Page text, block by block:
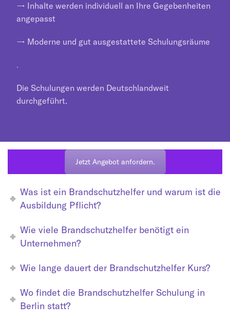
→ Inhalte werden individuell an Ihre Gegebenheiten
angepasst
→ Moderne und gut ausgestattete Schulungsräume
.
Die Schulungen werden Deutschlandweit
durchgeführt.
Jetzt Angebot anfordern.
Was ist ein Brandschutzhelfer und warum ist die
Ausbildung Pflicht?
Wie viele Brandschutzhelfer benötigt ein
Unternehmen?
Wie lange dauert der Brandschutzhelfer Kurs?
Wo findet die Brandschutzhelfer Schulung in
Berlin statt?